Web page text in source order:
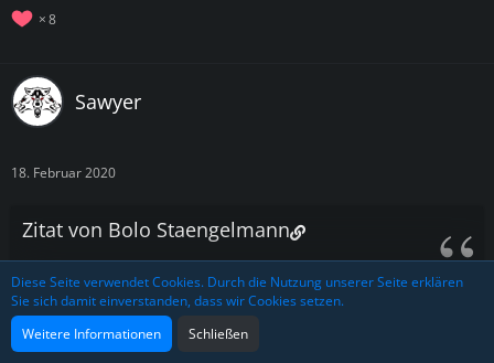
8
Sawyer
18. Februar 2020
Zitat von Bolo Staengelmann
Spoiler anzeigen
Alles anzeigen
Da ich ja hier primär der Sündenbock sein soll bzw meine
Diese Seite verwendet Cookies. Durch die Nutzung unserer Seite erklären
Sie sich damit einverstanden, dass wir Cookies setzen.
Weitere Informationen
Schließen